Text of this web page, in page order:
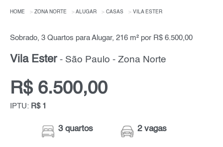
HOME ZONA NORTE ALUGAR CASAS VILA ESTER
Sobrado, 3 Quartos para Alugar, 216 m² por R$ 6.500,00
Vila Ester - São Paulo - Zona Norte
R$ 6.500,00
IPTU: R$ 1
3 quartos 2 vagas